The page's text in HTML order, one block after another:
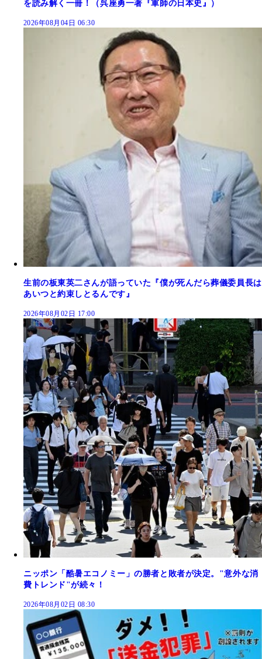
を読み解く一冊！（呉座勇一著『軍師の日本史』）
2026年08月04日 06:30
生前の板東英二さんが語っていた『僕が死んだら葬儀委員長は
あいつと約束しとるんです』
2026年08月02日 17:00
ニッポン「酷暑エコノミー」の勝者と敗者が決定。"意外な消
費トレンド"が続々！
2026年08月02日 08:30